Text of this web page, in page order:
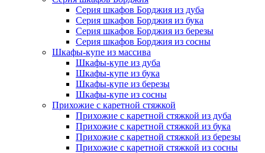
Серия шкафов Борджия из дуба
Серия шкафов Борджия из бука
Серия шкафов Борджия из березы
Серия шкафов Борджия из сосны
Шкафы-купе из массива
Шкафы-купе из дуба
Шкафы-купе из бука
Шкафы-купе из березы
Шкафы-купе из сосны
Прихожие с каретной стяжкой
Прихожие с каретной стяжкой из дуба
Прихожие с каретной стяжкой из бука
Прихожие с каретной стяжкой из березы
Прихожие с каретной стяжкой из сосны